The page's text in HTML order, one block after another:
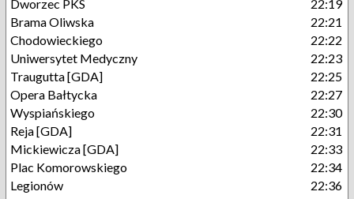
Dworzec PKS
22:19
Brama Oliwska
22:21
Chodowieckiego
22:22
Uniwersytet Medyczny
22:23
Traugutta [GDA]
22:25
Opera Bałtycka
22:27
Wyspiańskiego
22:30
Reja [GDA]
22:31
Mickiewicza [GDA]
22:33
Plac Komorowskiego
22:34
Legionów
22:36